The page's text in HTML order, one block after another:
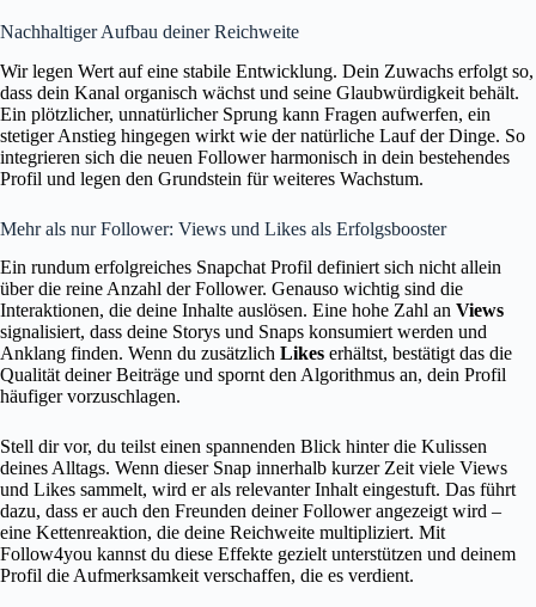
Nachhaltiger Aufbau deiner Reichweite
Wir legen Wert auf eine stabile Entwicklung. Dein Zuwachs erfolgt so,
dass dein Kanal organisch wächst und seine Glaubwürdigkeit behält.
Ein plötzlicher, unnatürlicher Sprung kann Fragen aufwerfen, ein
stetiger Anstieg hingegen wirkt wie der natürliche Lauf der Dinge. So
integrieren sich die neuen Follower harmonisch in dein bestehendes
Profil und legen den Grundstein für weiteres Wachstum.
Mehr als nur Follower: Views und Likes als Erfolgsbooster
Ein rundum erfolgreiches Snapchat Profil definiert sich nicht allein
über die reine Anzahl der Follower. Genauso wichtig sind die
Interaktionen, die deine Inhalte auslösen. Eine hohe Zahl an Views
signalisiert, dass deine Storys und Snaps konsumiert werden und
Anklang finden. Wenn du zusätzlich Likes erhältst, bestätigt das die
Qualität deiner Beiträge und spornt den Algorithmus an, dein Profil
häufiger vorzuschlagen.
Stell dir vor, du teilst einen spannenden Blick hinter die Kulissen
deines Alltags. Wenn dieser Snap innerhalb kurzer Zeit viele Views
und Likes sammelt, wird er als relevanter Inhalt eingestuft. Das führt
dazu, dass er auch den Freunden deiner Follower angezeigt wird –
eine Kettenreaktion, die deine Reichweite multipliziert. Mit
Follow4you kannst du diese Effekte gezielt unterstützen und deinem
Profil die Aufmerksamkeit verschaffen, die es verdient.